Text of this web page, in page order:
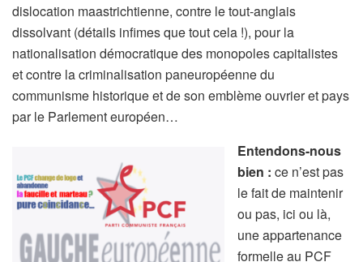
dislocation maastrichtienne, contre le tout-anglais
dissolvant (détails infimes que tout cela !), pour la
nationalisation démocratique des monopoles capitalistes
et contre la criminalisation paneuropéenne du
communisme historique et de son emblème ouvrier et pays
par le Parlement européen…
Entendons-nous
bien : ce n’est pas
le fait de maintenir
ou pas, ici ou là,
une appartenance
formelle au PCF